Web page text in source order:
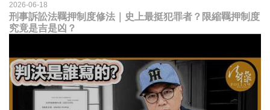
2026-06-18
刑事訴訟法羈押制度修法｜史上最挺犯罪者？限縮羈押制度
究竟是吉是凶？